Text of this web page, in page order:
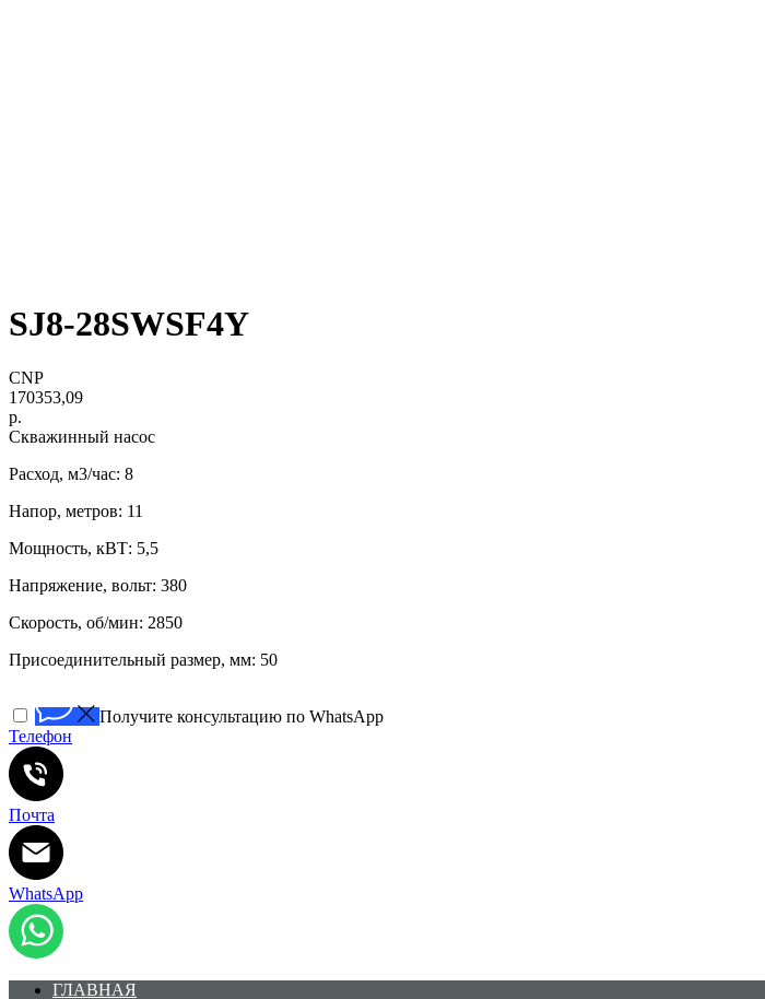
SJ8-28SWSF4Y
CNP
170353,09
р.
Скважинный насос
Расход, м3/час: 8
Напор, метров: 11
Мощность, кВТ: 5,5
Напряжение, вольт: 380
Скорость, об/мин: 2850
Присоединительный размер, мм: 50
Получите консультацию по WhatsApp
Телефон
Почта
WhatsApp
ГЛАВНАЯ